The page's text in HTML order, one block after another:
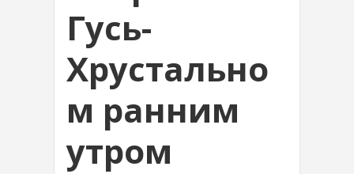
Гусь-
Хрустально
м ранним
утром